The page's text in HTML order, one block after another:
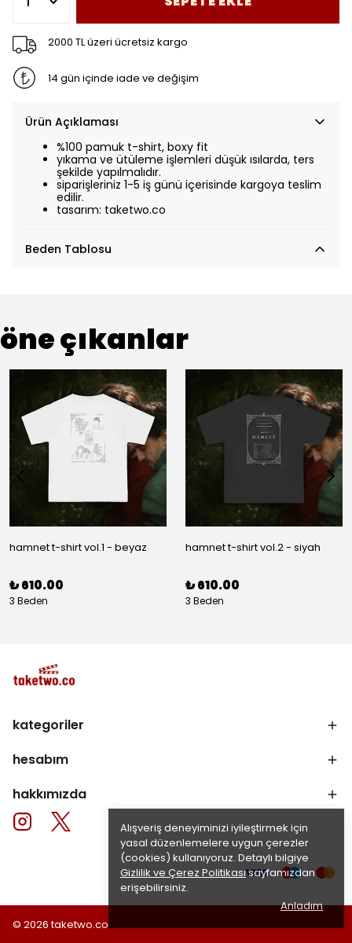
Alışveriş deneyiminizi iyileştirmek için
yasal düzenlemelere uygun çerezler
(cookies) kullanıyoruz. Detaylı bilgiye
Gizlilik ve Çerez Politikasısayfamızdan
erişebilirsiniz.
Anladım
2000 TL üzeri ücretsiz kargo
14 gün içinde iade ve değişim
Ürün Açıklaması
%100 pamuk t-shirt, boxy fit
yıkama ve ütüleme işlemleri düşük ısılarda, ters
şekilde yapılmalıdır.
siparişleriniz 1-5 iş günü içerisinde kargoya teslim
edilir.
tasarım: taketwo.co
Beden Tablosu
öne çıkanlar
hamnet t-shirt vol.1 - beyaz
₺ 610.00
3 Beden
hamnet t-shirt vol.2 - siyah
₺ 610.00
3 Beden
kategoriler
hesabım
hakkımızda
© 2026 taketwo.co